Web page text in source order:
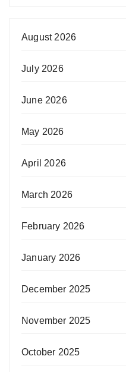
August 2026
July 2026
June 2026
May 2026
April 2026
March 2026
February 2026
January 2026
December 2025
November 2025
October 2025